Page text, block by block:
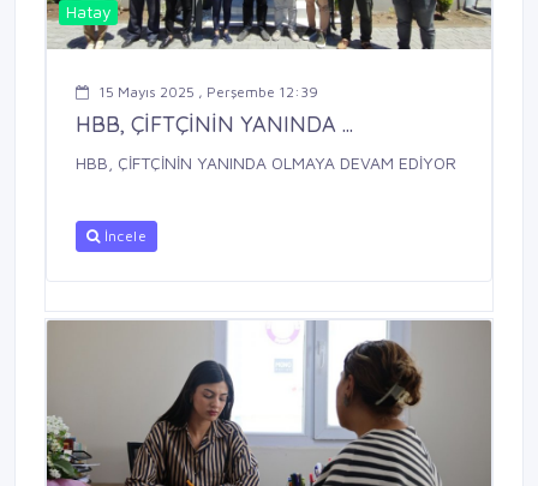
Hatay
15 Mayıs 2025 , Perşembe 12:39
HBB, ÇİFTÇİNİN YANINDA ...
HBB, ÇİFTÇİNİN YANINDA OLMAYA DEVAM EDİYOR
İncele